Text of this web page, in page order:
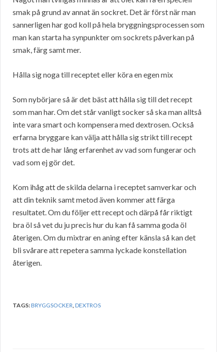
smak på grund av annat än sockret. Det är först när man
sannerligen har god koll på hela bryggningsprocessen som
man kan starta ha synpunkter om sockrets påverkan på
smak, färg samt mer.
Hålla sig noga till receptet eller köra en egen mix
Som nybörjare så är det bäst att hålla sig till det recept
som man har. Om det står vanligt socker så ska man alltså
inte vara smart och kompensera med dextrosen. Också
erfarna bryggare kan välja att hålla sig strikt till recept
trots att de har lång erfarenhet av vad som fungerar och
vad som ej gör det.
Kom ihåg att de skilda delarna i receptet samverkar och
att din teknik samt metod även kommer att färga
resultatet. Om du följer ett recept och därpå får riktigt
bra öl så vet du ju precis hur du kan få samma goda öl
återigen. Om du mixtrar en aning efter känsla så kan det
bli svårare att repetera samma lyckade konstellation
återigen.
TAGS:BRYGGSOCKER,DEXTROS